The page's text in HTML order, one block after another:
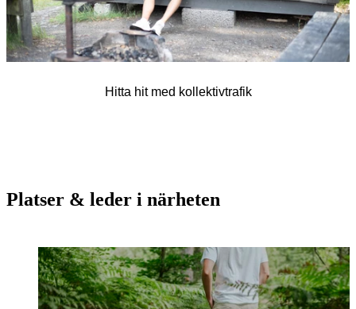
Hitta hit med kollektivtrafik
Platser & leder i närheten